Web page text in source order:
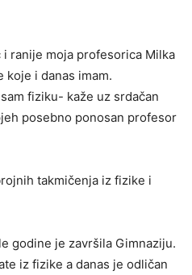
ranije moja profesorica Milka
koje i danas imam.
fiziku- kaže uz srdačan
posebno ponosan profesor
takmičenja iz fizike i
godine je završila Gimnaziju.
iz fizike a danas je odličan